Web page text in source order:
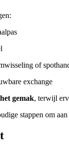
of
exchange
gemak, terwijl
stappen om aan